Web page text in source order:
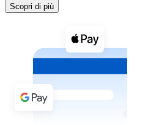
Vedi tutto
Buoni cripto
Acquista criptovalute in
Acquista con contanti
Bonifico SEPA
Scopri di più